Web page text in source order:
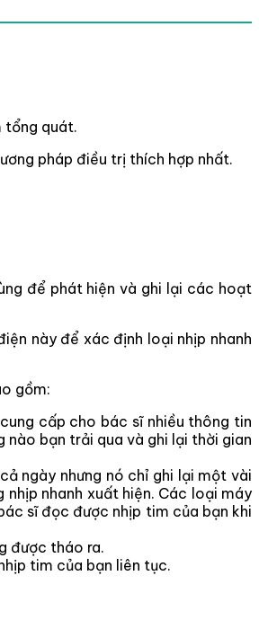
tổng quát.
pháp điều trị thích hợp nhất.
để phát hiện và ghi lại các hoạt
này để xác định loại nhịp nhanh
gồm:
cấp cho bác sĩ nhiều thông tin
nào bạn trải qua và ghi lại thời gian
ngày nhưng nó chỉ ghi lại một vài
nhanh xuất hiện. Các loại máy
sĩ đọc được nhịp tim của bạn khi
được tháo ra.
tim của bạn liên tục.